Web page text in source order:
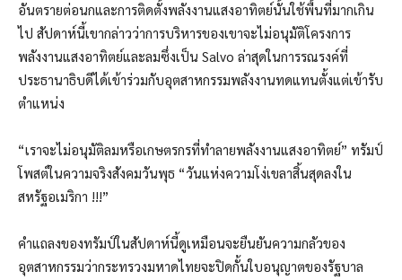
อันตรายต่อนกและการติดตั้งพลังงานแสงอาทิตย์นั้นใช้พื้นที่มากเกิน
ไป สัปดาห์นี้เขากล่าวว่าการบริหารของเขาจะไม่อนุมัติโครงการ
พลังงานแสงอาทิตย์และลมซึ่งเป็น Salvo ล่าสุดในการรณรงค์ที่
ประธานาธิบดีได้เข้าร่วมกับอุตสาหกรรมพลังงานทดแทนตั้งแต่เข้ารับ
ตำแหน่ง
“เราจะไม่อนุมัติลมหรือเกษตรกรที่ทำลายพลังงานแสงอาทิตย์” ทรัมป์
โพสต์ในความจริงสังคมวันพุธ “วันแห่งความโง่เขลาสิ้นสุดลงใน
สหรัฐอเมริกา !!!”
คำแถลงของทรัมป์ในสัปดาห์นี้ดูเหมือนจะยืนยันความกลัวของ
อุตสาหกรรมว่ากระทรวงมหาดไทยจะปิดกั้นใบอนุญาตของรัฐบาล